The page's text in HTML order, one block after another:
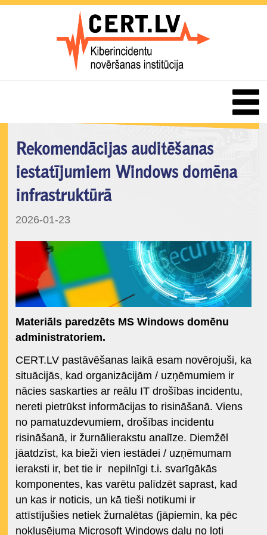
Rekomendācijas auditēšanas
iestatījumiem Windows domēna
infrastruktūrā
2026-01-23
Materiāls paredzēts MS Windows domēnu
administratoriem.
CERT.LV pastāvēšanas laikā esam novērojuši, ka
situācijās, kad organizācijām / uzņēmumiem ir
nācies saskarties ar reālu IT drošības incidentu,
nereti pietrūkst informācijas to risināšanā. Viens
no pamatuzdevumiem, drošības incidentu
risināšanā, ir žurnālierakstu analīze. Diemžēl
jāatdzīst, ka bieži vien iestādei / uzņēmumam
ieraksti ir, bet tie ir nepilnīgi t.i. svarīgākās
komponentes, kas varētu palīdzēt saprast, kad
un kas ir noticis, un kā tieši notikumi ir
attīstījušies netiek žurnalētas (jāpiemin, ka pēc
noklusējuma Microsoft Windows daļu no ļoti